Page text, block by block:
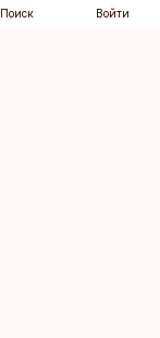
Поиск Войти